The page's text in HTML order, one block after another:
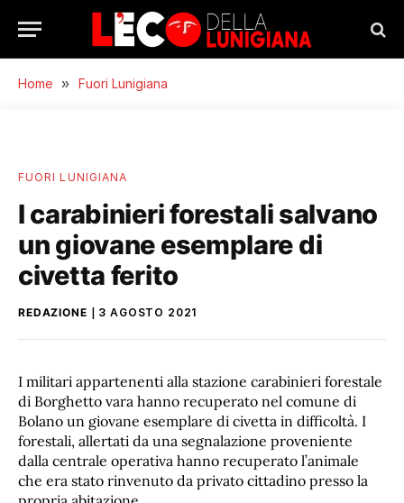
Home » Fuori Lunigiana
FUORI LUNIGIANA
I carabinieri forestali salvano
un giovane esemplare di
civetta ferito
REDAZIONE 3 AGOSTO 2021
I militari appartenenti alla stazione carabinieri forestale
di Borghetto vara hanno recuperato nel comune di
Bolano un giovane esemplare di civetta in difficoltà. I
forestali, allertati da una segnalazione proveniente
dalla centrale operativa hanno recuperato l’animale
che era stato rinvenuto da privato cittadino presso la